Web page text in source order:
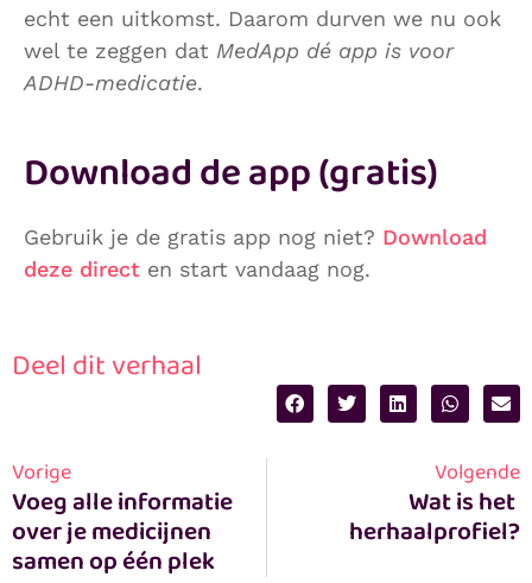
echt een uitkomst. Daarom durven we nu ook
wel te zeggen dat MedApp dé app is voor
ADHD-medicatie.
Download de app (gratis)
Gebruik je de gratis app nog niet? Download
deze direct en start vandaag nog.
Deel dit verhaal
Vorige
Voeg alle informatie
over je medicijnen
samen op één plek
Volgende
Wat is het
herhaalprofiel?